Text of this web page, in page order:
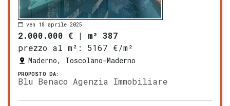
ven 18 aprile 2025
2.000.000 € | m² 387
prezzo al m²:
5167 €/m²
Maderno, Toscolano-Maderno
PROPOSTO DA:
Blu Benaco Agenzia Immobiliare